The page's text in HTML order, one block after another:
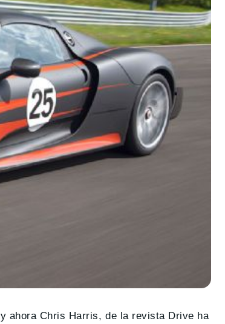
y ahora Chris Harris, de la revista Drive ha